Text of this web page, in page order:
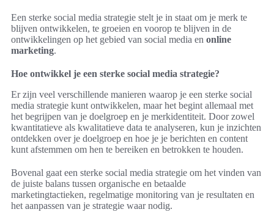
Een sterke social media strategie stelt je in staat om je merk te
blijven ontwikkelen, te groeien en voorop te blijven in de
ontwikkelingen op het gebied van social media en online
marketing.
Hoe ontwikkel je een sterke social media strategie?
Er zijn veel verschillende manieren waarop je een sterke social
media strategie kunt ontwikkelen, maar het begint allemaal met
het begrijpen van je doelgroep en je merkidentiteit. Door zowel
kwantitatieve als kwalitatieve data te analyseren, kun je inzichten
ontdekken over je doelgroep en hoe je je berichten en content
kunt afstemmen om hen te bereiken en betrokken te houden.
Bovenal gaat een sterke social media strategie om het vinden van
de juiste balans tussen organische en betaalde
marketingtactieken, regelmatige monitoring van je resultaten en
het aanpassen van je strategie waar nodig.